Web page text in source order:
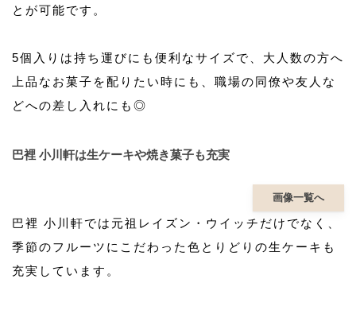
とが可能です。
5個入りは持ち運びにも便利なサイズで、大人数の方へ
上品なお菓子を配りたい時にも、職場の同僚や友人な
どへの差し入れにも◎
巴裡 小川軒は生ケーキや焼き菓子も充実
画像一覧へ
巴裡 小川軒では元祖レイズン・ウイッチだけでなく、
季節のフルーツにこだわった色とりどりの生ケーキも
充実しています。